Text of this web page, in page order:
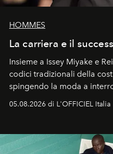
HOMMES
La carriera e il
Insieme a Issey Miyake e
codici tradizionali della
spingendo la moda a
formali e a ridefinire il
un’impronta indelebile
05.08.2026 di L'OFFICIEL Italia